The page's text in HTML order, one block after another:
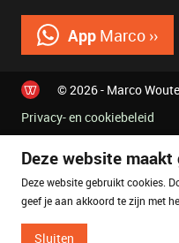
App Marco ››
© 2026 - Marco
Privacy- en cookiebeleid
Deze website
Deze website gebruikt cookies.
geef je aan akkoord te zijn met
Sluiten